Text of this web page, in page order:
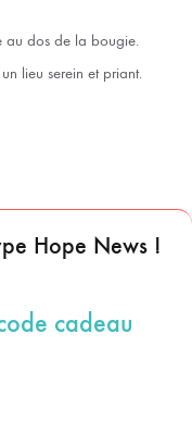
au dos de la bougie.
lieu serein et priant.
Hope News !
cadeau